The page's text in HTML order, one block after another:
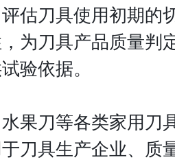
估刀具使用初期的
为刀具产品质量判
验依据。
果刀等各类家用刀
刀具生产企业、质